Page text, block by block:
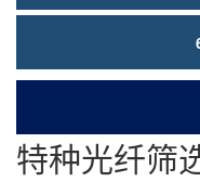
特种光纤筛